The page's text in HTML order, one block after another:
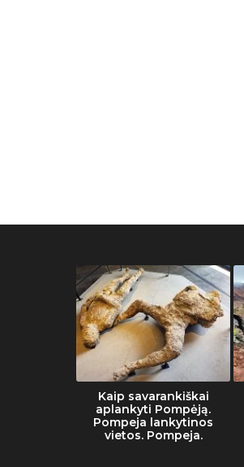
Kaip savarankiškai
aplankyti Pompėją.
Pompeja lankytinos
vietos. Pompeja.